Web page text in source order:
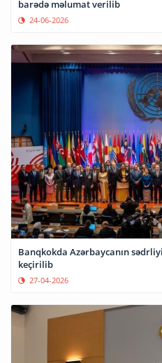
barədə məlumat verilib
24-06-2026
Banqkokda Azərbaycanın sədrliyi
keçirilib
27-04-2026